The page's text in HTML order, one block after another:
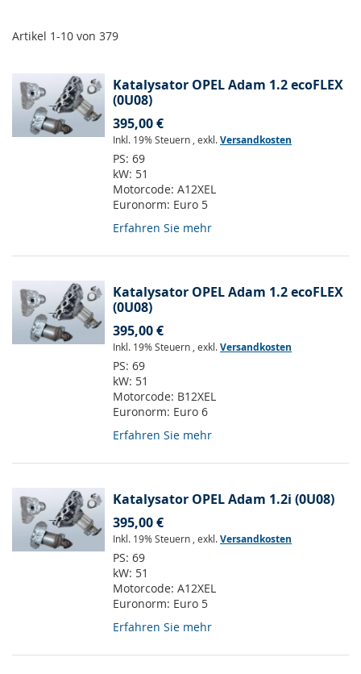
Artikel 1-10 von 379
Katalysator OPEL Adam 1.2 ecoFLEX
(0U08)
395,00 €
Inkl. 19% Steuern , exkl.Versandkosten
PS: 69
kW: 51
Motorcode: A12XEL
Euronorm: Euro 5
Erfahren Sie mehr
Katalysator OPEL Adam 1.2 ecoFLEX
(0U08)
395,00 €
Inkl. 19% Steuern , exkl.Versandkosten
PS: 69
kW: 51
Motorcode: B12XEL
Euronorm: Euro 6
Erfahren Sie mehr
Katalysator OPEL Adam 1.2i (0U08)
395,00 €
Inkl. 19% Steuern , exkl.Versandkosten
PS: 69
kW: 51
Motorcode: A12XEL
Euronorm: Euro 5
Erfahren Sie mehr